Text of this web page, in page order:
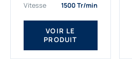
kw de référence
AGM2EL 71 M 4b...
Vitesse
1500 Tr/min
VOIR LE
PRODUIT